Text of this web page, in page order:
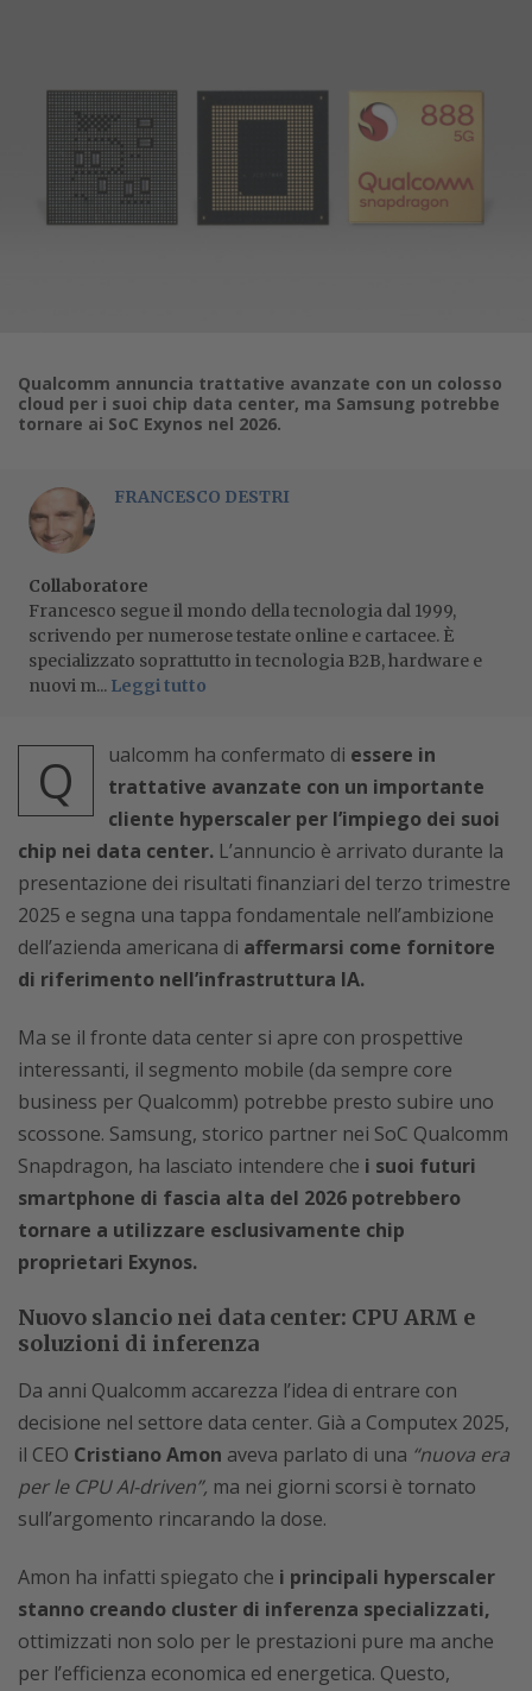
Qualcomm annuncia trattative avanzate con un colosso
cloud per i suoi chip data center, ma Samsung potrebbe
tornare ai SoC Exynos nel 2026.
FRANCESCO DESTRI
Collaboratore
Francesco segue il mondo della tecnologia dal 1999,
scrivendo per numerose testate online e cartacee. È
specializzato soprattutto in tecnologia B2B, hardware e
nuovi m... Leggi tutto
Q ualcomm ha confermato di essere in
trattative avanzate con un importante
cliente hyperscaler per l’impiego dei suoi
chip nei data center. L’annuncio è arrivato durante la
presentazione dei risultati finanziari del terzo trimestre
2025 e segna una tappa fondamentale nell’ambizione
dell’azienda americana di affermarsi come fornitore
di riferimento nell’infrastruttura IA.
Ma se il fronte data center si apre con prospettive
interessanti, il segmento mobile (da sempre core
business per Qualcomm) potrebbe presto subire uno
scossone. Samsung, storico partner nei SoC Qualcomm
Snapdragon, ha lasciato intendere che i suoi futuri
smartphone di fascia alta del 2026 potrebbero
tornare a utilizzare esclusivamente chip
proprietari Exynos.
Nuovo slancio nei data center: CPU ARM e
soluzioni di inferenza
Da anni Qualcomm accarezza l’idea di entrare con
decisione nel settore data center. Già a Computex 2025,
il CEO Cristiano Amon aveva parlato di una “nuova era
per le CPU AI-driven”, ma nei giorni scorsi è tornato
sull’argomento rincarando la dose.
Amon ha infatti spiegato che i principali hyperscaler
stanno creando cluster di inferenza specializzati,
ottimizzati non solo per le prestazioni pure ma anche
per l’efficienza economica ed energetica. Questo,